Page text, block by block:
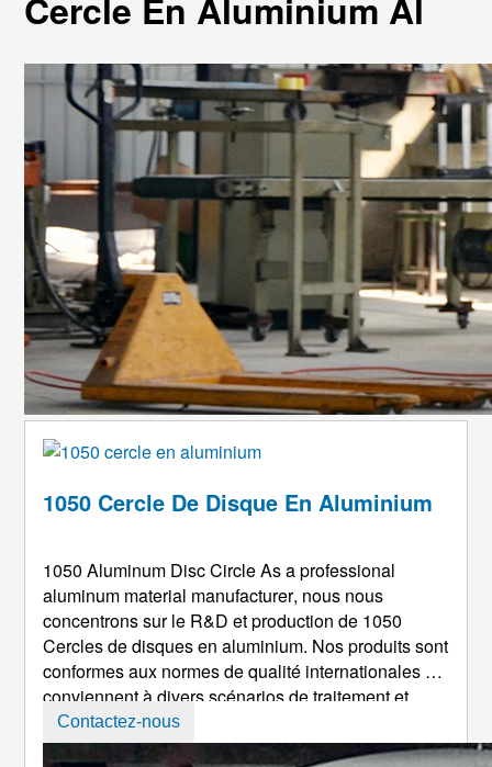
1050 Cercle De Disque En Aluminium
1050Aluminum Disc Circle As a professional
aluminum material manufacturer, nous nous
concentrons sur le R&D et production de 1050
Cercles de disques en aluminium. Nos produits sont
conformes aux normes de qualité internationales et
conviennent à divers scénarios de traitement et
d'application en profondeur. Avec les avantages
d'une haute pureté, excellente ductilité, traitement
Contactez-nous